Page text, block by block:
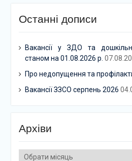
Останні дописи
Вакансії у ЗДО та
станом на 01.08.2026 р.
Про недопущення та
Вакансії ЗЗСО серпень 2026
Архіви
Архіви